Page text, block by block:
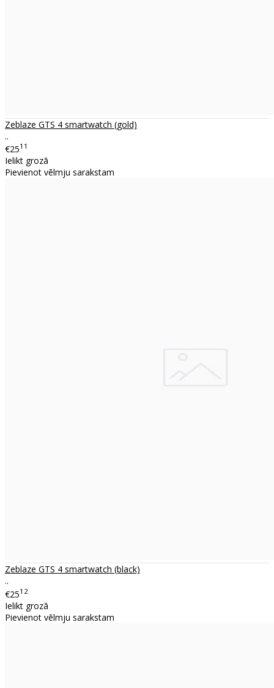
Zeblaze GTS 4 smartwatch (gold)
..
€2511
Ielikt grozā
Pievienot vēlmju sarakstam
Zeblaze GTS 4 smartwatch (black)
..
€2512
Ielikt grozā
Pievienot vēlmju sarakstam